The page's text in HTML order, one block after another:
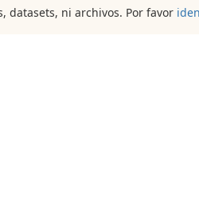
datasets, ni archivos. Por favor